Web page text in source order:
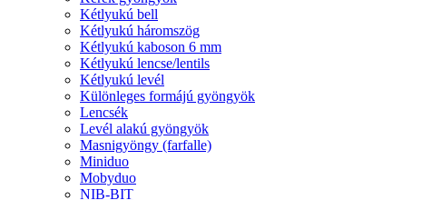
Kétlyukú bell
Kétlyukú háromszög
Kétlyukú kaboson 6 mm
Kétlyukú lencse/lentils
Kétlyukú levél
Különleges formájú gyöngyök
Lencsék
Levél alakú gyöngyök
Masnigyöngy (farfalle)
Miniduo
Mobyduo
NIB-BIT